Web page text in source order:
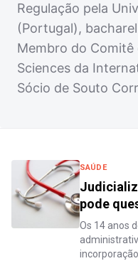
Regulação pela
(Portugal),
Membro do Comitê
Sciences da
Sócio de Souto
SAÚDE
pode
Os 14 anos